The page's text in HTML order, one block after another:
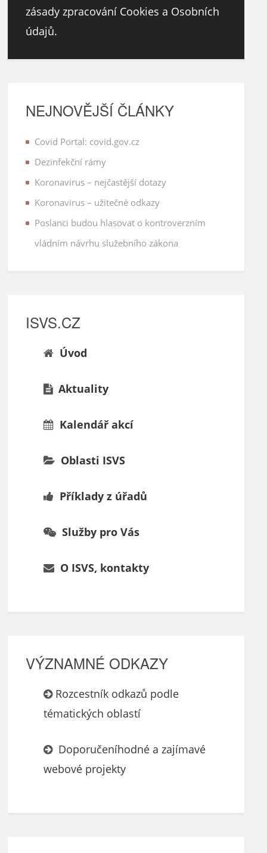
zásady zpracování Cookies a Osobních
údajů.
NEJNOVĚJŠÍ ČLÁNKY
Covid Portal: covid.gov.cz
Dezinfekční rámy
Koronavirus – nejčastější dotazy
Koronavirus – užitečné odkazy
Poslanci budou hlasovat o kontroverzním
vládním návrhu služebního zákona
ISVS.CZ
Úvod
Aktuality
Kalendář akcí
Oblasti ISVS
Příklady z úřadů
Služby pro Vás
O ISVS, kontakty
VÝZNAMNÉ ODKAZY
Rozcestník odkazů podle
tématických oblastí
Doporučeníhodné a zajímavé
webové projekty